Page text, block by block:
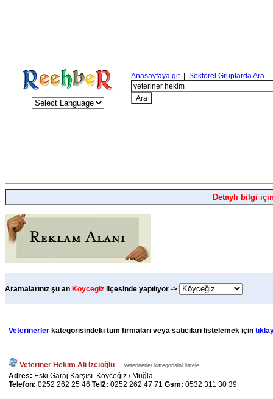
Anasayfaya git| Sektörel Gruplarda Ara
Detaylı bilgi
Aramalarınız şu an Koycegiz ilçesinde yapılıyor ->
Veterinerler kategorisindeki tüm firmaları veya satıcıları listelemek için
Veteriner Hekim Ali İzcioğlu Veterinerler kategorisini listele
Adres: Eski Garaj Karşısı Köyceğiz / Muğla
Telefon: 0252 262 25 46 Tel2: 0252 262 47 71 Gsm: 0532 311 30 39